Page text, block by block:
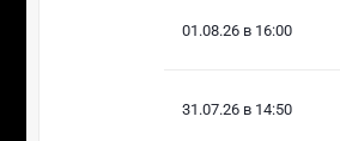
01.08.26 в 16:00
31.07.26 в 14:50